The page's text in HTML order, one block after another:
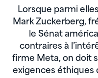
Lorsque parmi
Mark Zuckerberg,
le Sénat
contraires à
firme Meta, on doit
exigences éthiques